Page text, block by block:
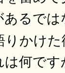
るでは
かけた
は何で